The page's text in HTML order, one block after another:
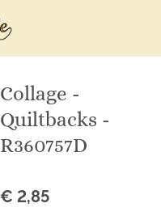
Collage -
Quiltbacks -
R360757D
€ 2,85